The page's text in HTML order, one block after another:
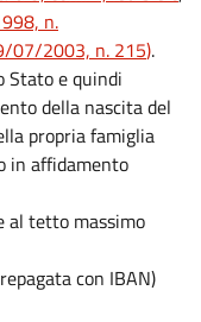
n.
07/2003, n. 215).
Stato e quindi
della nascita del
propria famiglia
in affidamento
al tetto massimo
con IBAN)